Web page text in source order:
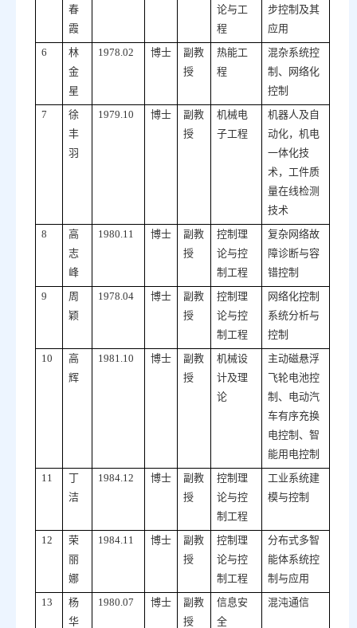
春
霞
论与工
程
步控制及其
应用
6
林
金
星
1978.02 博士
副教
授
热能工
程
混杂系统控
制、网络化
控制
7
徐
丰
羽
1979.10 博士
副教
授
机械电
子工程
机器人及自
动化，机电
一体化技
术，工件质
量在线检测
技术
8
高
志
峰
1980.11 博士
副教
授
控制理
论与控
制工程
复杂网络故
障诊断与容
错控制
9
周
颖
1978.04 博士
副教
授
控制理
论与控
制工程
网络化控制
系统分析与
控制
10
高
辉
1981.10 博士
副教
授
机械设
计及理
论
主动磁悬浮
飞轮电池控
制、电动汽
车有序充换
电控制、智
能用电控制
11
丁
洁
1984.12 博士
副教
授
控制理
论与控
制工程
工业系统建
模与控制
12
荣
丽
娜
1984.11 博士
副教
授
控制理
论与控
制工程
分布式多智
能体系统控
制与应用
13
杨
华
1980.07 博士
副教
授
信息安
全
混沌通信